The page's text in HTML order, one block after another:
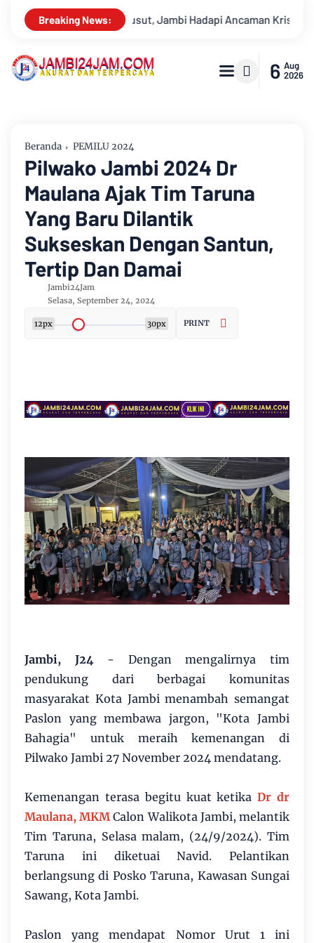
Breaking News:
Ancaman Krisis Air Bersih dan Karhutla Sungai
6 Aug
2026
Beranda PEMILU 2024
Pilwako Jambi 2024 Dr
Maulana Ajak Tim Taruna
Yang Baru Dilantik
Sukseskan Dengan Santun,
Tertip Dan Damai
Jambi24Jam
Selasa, September 24, 2024
12px 30px PRINT
Jambi, J24 - Dengan mengalirnya tim
pendukung dari berbagai komunitas
masyarakat Kota Jambi menambah semangat
Paslon yang membawa jargon, "Kota Jambi
Bahagia" untuk meraih kemenangan di
Pilwako Jambi 27 November 2024 mendatang.
Kemenangan terasa begitu kuat ketikaDr dr
Maulana, MKMCalon Walikota Jambi, melantik
Tim Taruna, Selasa malam, (24/9/2024). Tim
Taruna ini diketuai Navid. Pelantikan
berlangsung di Posko Taruna, Kawasan Sungai
Sawang, Kota Jambi.
Paslon yang mendapat Nomor Urut 1 ini